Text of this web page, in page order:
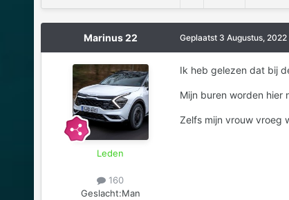
Marinus 22
Leden
160
Geslacht:Man
Geplaatst 3 Augustus, 2022
Ik heb gelezen dat bij
Mijn buren worden hier
Zelfs mijn vrouw vroeg